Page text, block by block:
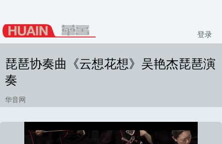
登录
琵琶协奏曲《云想花想》吴艳杰琵琶演
奏
华音网